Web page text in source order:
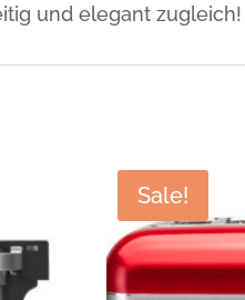
und elegant zugleich!
Sale!